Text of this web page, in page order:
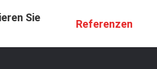
Sie
Referenzen